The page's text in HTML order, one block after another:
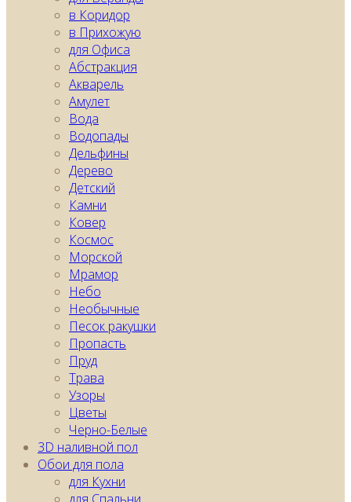
в Коридор
в Прихожую
для Офиса
Абстракция
Акварель
Амулет
Вода
Водопады
Дельфины
Дерево
Детский
Камни
Ковер
Космос
Морской
Мрамор
Небо
Необычные
Песок ракушки
Пропасть
Пруд
Трава
Узоры
Цветы
Черно-Белые
3D наливной пол
Обои для пола
для Кухни